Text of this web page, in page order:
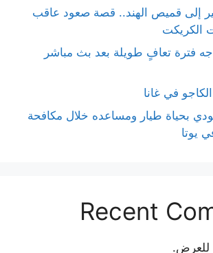
إلى قميص الهند.. قصة صعود عاقب
الكريكت
فترة تعافٍ طويلة بعد بث مباشر
الكاجو في غانا
بحياة طيار ومساعده خلال مكافحة
يوتا
Recent
للعرض.